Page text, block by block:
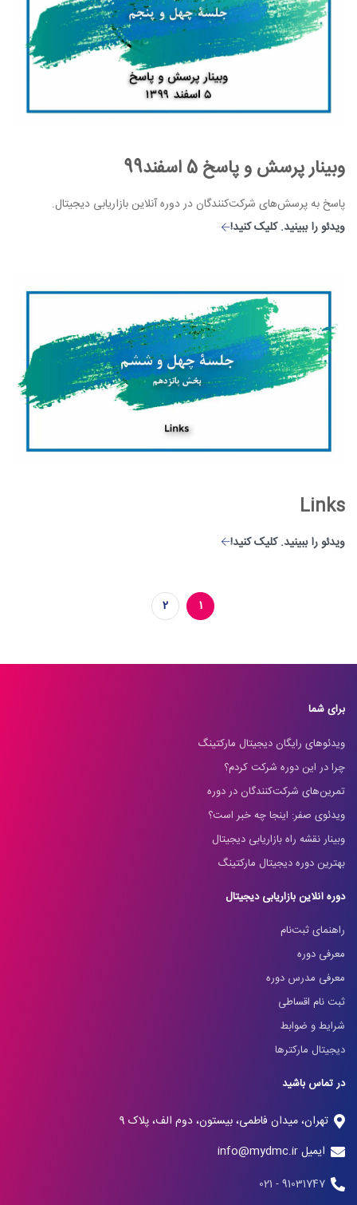
وبینار پرسش و پاسخ 5 اسفند99
پاسخ به پرسش‌های شرکت‌کنندگان در دوره آنلاین بازاریابی دیجیتال.
ویدئو را ببینید. کلیک کنید!
Links
ویدئو را ببینید. کلیک کنید!
1
2
برای شما
ویدئوهای رایگان دیجیتال مارکتینگ
چرا در این دوره شرکت کردم؟
تمرین‌های شرکت‌کنندگان در دوره
ویدئوی صفر: اینجا چه خبر است؟
وبینار نقشه راه بازاریابی دیجیتال
بهترین دوره دیجیتال مارکتینگ
دوره آنلاین بازاریابی دیجیتال
راهنمای ثبت‌نام
معرفی دوره
معرفی مدرس دوره
ثبت نام اقساطی
شرایط و ضوابط
دیجیتال مارکترها
در تماس باشید
تهران، میدان فاطمی، بیستون، دوم الف، پلاک 9
ایمیل info@mydmc.ir
91031747 - 021